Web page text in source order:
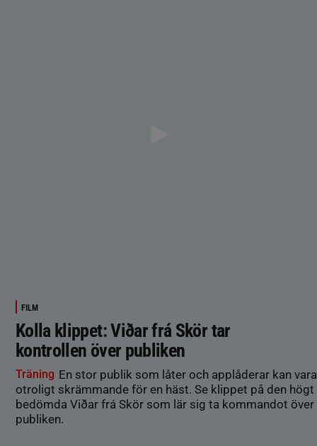
FILM
Kolla klippet: Viðar frá Skör tar
kontrollen över publiken
Träning En stor publik som låter och applåderar kan vara
otroligt skrämmande för en häst. Se klippet på den högt
bedömda Viðar frá Skör som lär sig ta kommandot över
publiken.